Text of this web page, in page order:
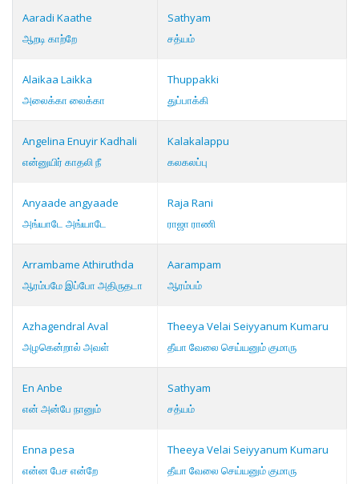
Aaradi Kaathe
ஆறடி காற்றே
Sathyam
சத்யம்
Alaikaa Laikka
அலைக்கா லைக்கா
Thuppakki
துப்பாக்கி
Angelina Enuyir Kadhali
என்னுயிர் காதலி நீ
Kalakalappu
கலகலப்பு
Anyaade angyaade
அங்யாடே அங்யாடே
Raja Rani
ராஜா ராணி
Arrambame Athiruthda
ஆரம்பமே இப்போ அதிருதடா
Aarampam
ஆரம்பம்
Azhagendral Aval
அழகென்றால் அவள்
Theeya Velai Seiyyanum Kumaru
தீயா வேலை செய்யனும் குமாரு
En Anbe
என் அன்பே நானும்
Sathyam
சத்யம்
Enna pesa
என்ன பேச என்றே
Theeya Velai Seiyyanum Kumaru
தீயா வேலை செய்யனும் குமாரு